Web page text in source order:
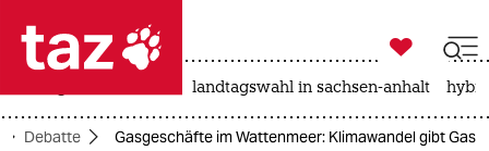
 taz zahl ich
taz zahl ich

taz zahl ich
landtagswahl in sachsen-anhalt
Debatte Gasgeschäfte im Wattenmeer: Klimawandel gibt Gas